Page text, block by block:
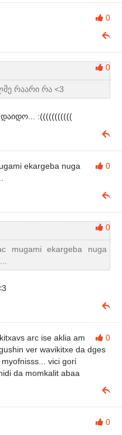
0
0
რაარი რა <3
დაიდო... :(((((((((((
0
ekargeba nuga
0
mugami ekargeba nuga
0
arc ise aklia am
ver wavikitxe da dges
vici gori
da momkalit abaa
0